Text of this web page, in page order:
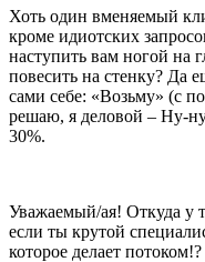
Хоть один вменяемый
кроме идиотских
наступить вам ногой на
повесить на стенку? Да
сами себе: «Возьму» (с
решаю, я деловой – Ну-
30%.
Уважаемый/ая! Откуда у
если ты крутой
которое делает потоком!?